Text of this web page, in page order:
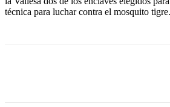
técnica para luchar contra el mosquito tigre.